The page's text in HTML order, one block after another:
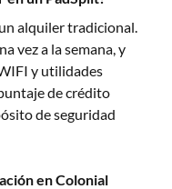
alquiler tradicional.
vez a la semana, y
y utilidades
de crédito
de seguridad
en Colonial